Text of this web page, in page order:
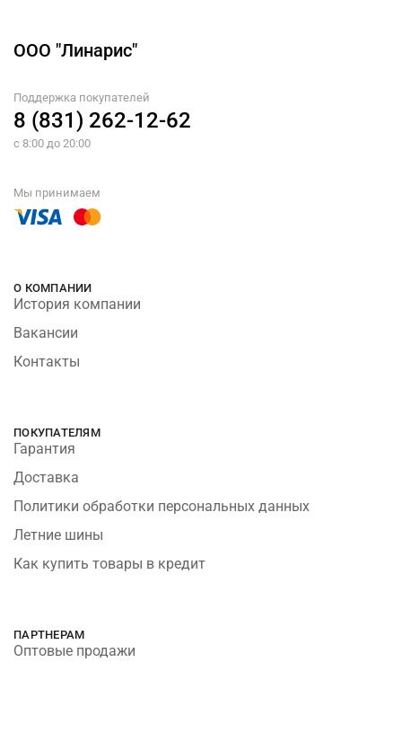
ООО "Линарис"
Поддержка покупателей
8 (831) 262-12-62
с 8:00 до 20:00
Мы принимаем
О КОМПАНИИ
История компании
Вакансии
Контакты
ПОКУПАТЕЛЯМ
Гарантия
Доставка
Политики обработки персональных данных
Летние шины
Как купить товары в кредит
ПАРТНЕРАМ
Оптовые продажи